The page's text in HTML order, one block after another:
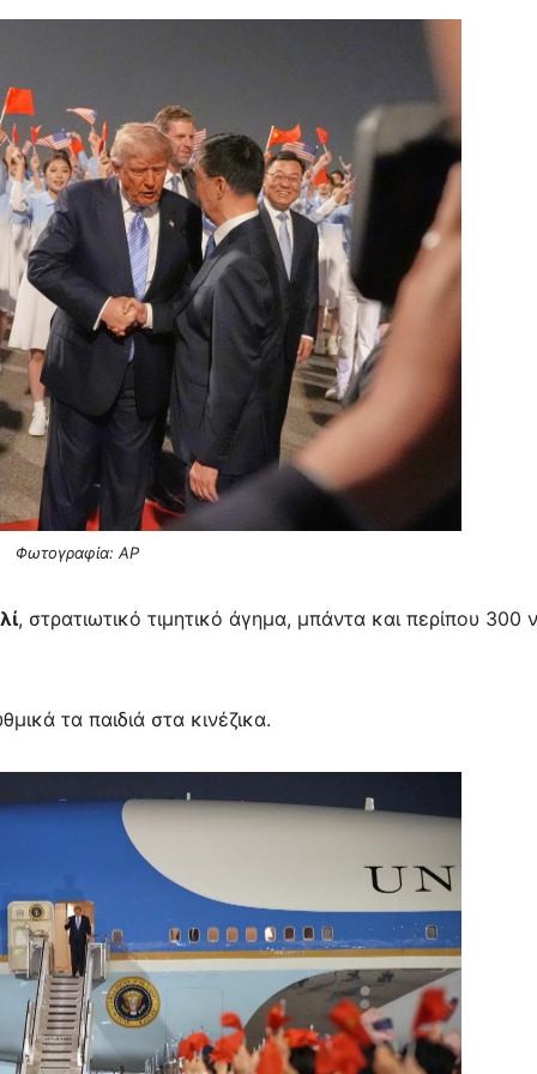
Φωτογραφία: AP
, στρατιωτικό τιμητικό άγημα, μπάντα και περίπου 300
τα παιδιά στα κινέζικα.